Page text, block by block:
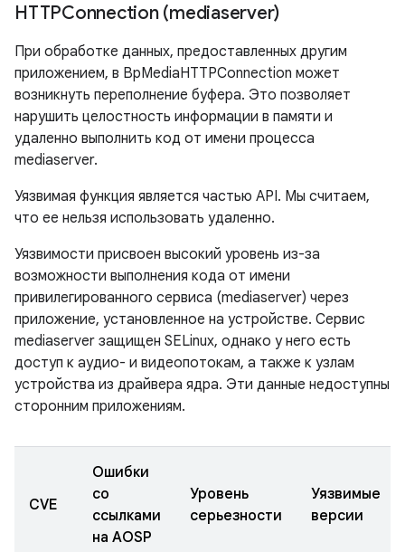
HTTPConnection (mediaserver)
При обработке данных, предоставленных другим
приложением, в BpMediaHTTPConnection может
возникнуть переполнение буфера. Это позволяет
нарушить целостность информации в памяти и
удаленно выполнить код от имени процесса
mediaserver.
Уязвимая функция является частью API. Мы считаем,
что ее нельзя использовать удаленно.
Уязвимости присвоен высокий уровень из-за
возможности выполнения кода от имени
привилегированного сервиса (mediaserver) через
приложение, установленное на устройстве. Сервис
mediaserver защищен SELinux, однако у него есть
доступ к аудио- и видеопотокам, а также к узлам
устройства из драйвера ядра. Эти данные недоступны
сторонним приложениям.
CVE
Ошибки
со
ссылками
на AOSP
Уровень
серьезности
Уязвимые
версии